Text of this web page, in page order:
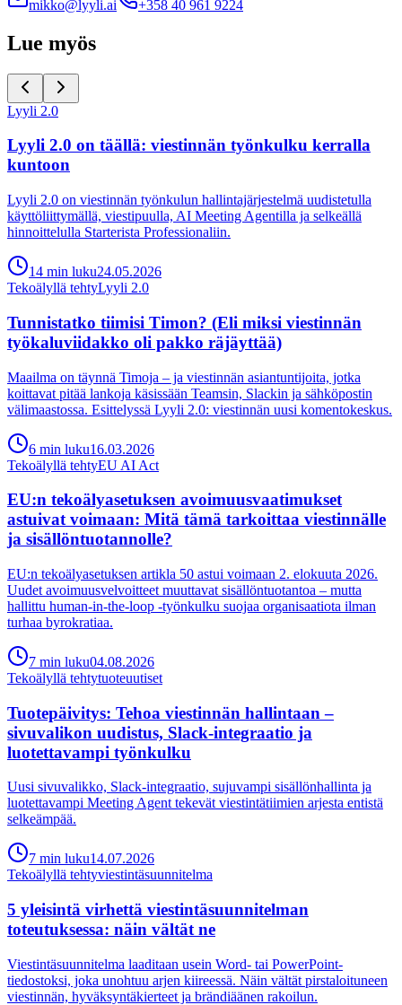
mikko@lyyli.ai +358 40 961 9224
Lue myös
Lyyli 2.0
Lyyli 2.0 on täällä: viestinnän työnkulku kerralla
kuntoon
Lyyli 2.0 on viestinnän työnkulun hallintajärjestelmä uudistetulla
käyttöliittymällä, viestipuulla, AI Meeting Agentilla ja selkeällä
hinnoittelulla Starterista Professionaliin.
14 min luku24.05.2026
Tekoälyllä tehtyLyyli 2.0
Tunnistatko tiimisi Timon? (Eli miksi viestinnän
työkaluviidakko oli pakko räjäyttää)
Maailma on täynnä Timoja – ja viestinnän asiantuntijoita, jotka
koittavat pitää lankoja käsissään Teamsin, Slackin ja sähköpostin
välimaastossa. Esittelyssä Lyyli 2.0: viestinnän uusi komentokeskus.
6 min luku16.03.2026
Tekoälyllä tehtyEU AI Act
EU:n tekoälyasetuksen avoimuusvaatimukset
astuivat voimaan: Mitä tämä tarkoittaa viestinnälle
ja sisällöntuotannolle?
EU:n tekoälyasetuksen artikla 50 astui voimaan 2. elokuuta 2026.
Uudet avoimuusvelvoitteet muuttavat sisällöntuotantoa – mutta
hallittu human-in-the-loop -työnkulku suojaa organisaatiota ilman
turhaa byrokratiaa.
7 min luku04.08.2026
Tekoälyllä tehtytuoteuutiset
Tuotepäivitys: Tehoa viestinnän hallintaan –
sivuvalikon uudistus, Slack-integraatio ja
luotettavampi työnkulku
Uusi sivuvalikko, Slack-integraatio, sujuvampi sisällönhallinta ja
luotettavampi Meeting Agent tekevät viestintätiimien arjesta entistä
selkeämpää.
7 min luku14.07.2026
Tekoälyllä tehtyviestintäsuunnitelma
5 yleisintä virhettä viestintäsuunnitelman
toteutuksessa: näin vältät ne
Viestintäsuunnitelma laaditaan usein Word- tai PowerPoint-
tiedostoksi, joka unohtuu arjen kiireessä. Näin vältät pirstaloituneen
viestinnän, hyväksyntäkierteet ja brändiäänen rakoilun.